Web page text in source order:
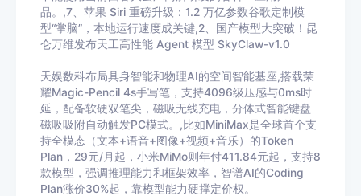
品。,7、苹果 Siri 重磅升级：1.2 万亿参数谷歌定制模
型“掌脑”，本地运行速度成关键,2、国产模型大突破！昆
仑万维发布天工高性能 Agent 模型 SkyClaw-v1.0
天娱数科布局具身智能和物理AI的空间智能基座,搭载荣
耀Magic-Pencil 4s手写笔，支持4096级压感与0ms时
延，配备软硬双笔尖，磁吸无线充电，分体式智能键盘
磁吸吸附自动触发PC模式。,比如MiniMax是全球首个支
持全模态（文本+语音+图像+视频+音乐）的Token
Plan，29元/月起，小米MiMo则年付411.84元起，支持8
款模型，强调推理能力和框架效率，智谱AI的Coding
Plan涨价30%起，靠模型能力硬撑定价权。